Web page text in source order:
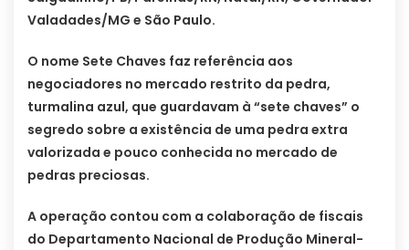
Valadades/MG e São Paulo.
O nome Sete Chaves faz referência aos
negociadores no mercado restrito da pedra,
turmalina azul, que guardavam à “sete chaves” o
segredo sobre a existência de uma pedra extra
valorizada e pouco conhecida no mercado de
pedras preciosas.
A operação contou com a colaboração de fiscais
do Departamento Nacional de Produção Mineral-